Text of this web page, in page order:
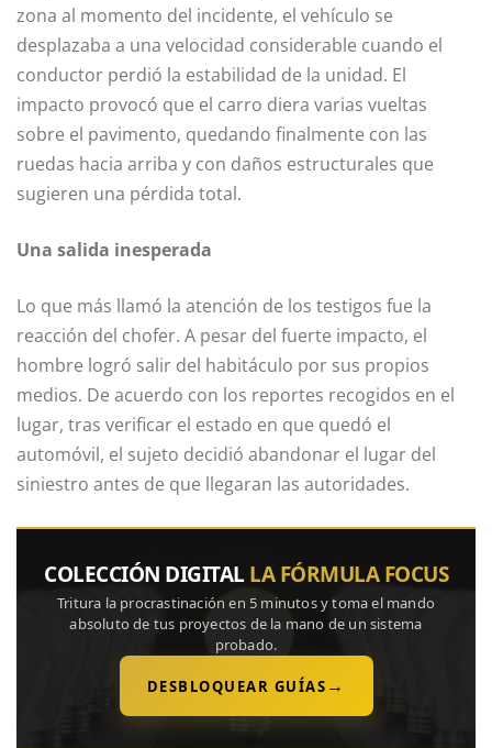
zona al momento del incidente, el vehículo se
desplazaba a una velocidad considerable cuando el
conductor perdió la estabilidad de la unidad. El
impacto provocó que el carro diera varias vueltas
sobre el pavimento, quedando finalmente con las
ruedas hacia arriba y con daños estructurales que
sugieren una pérdida total.
Una salida inesperada
Lo que más llamó la atención de los testigos fue la
reacción del chofer. A pesar del fuerte impacto, el
hombre logró salir del habitáculo por sus propios
medios. De acuerdo con los reportes recogidos en el
lugar, tras verificar el estado en que quedó el
automóvil, el sujeto decidió abandonar el lugar del
siniestro antes de que llegaran las autoridades.
COLECCIÓN DIGITAL LA FÓRMULA FOCUS
Tritura la procrastinación en 5 minutos y toma el mando
absoluto de tus proyectos de la mano de un sistema
probado.
DESBLOQUEAR GUÍAS →